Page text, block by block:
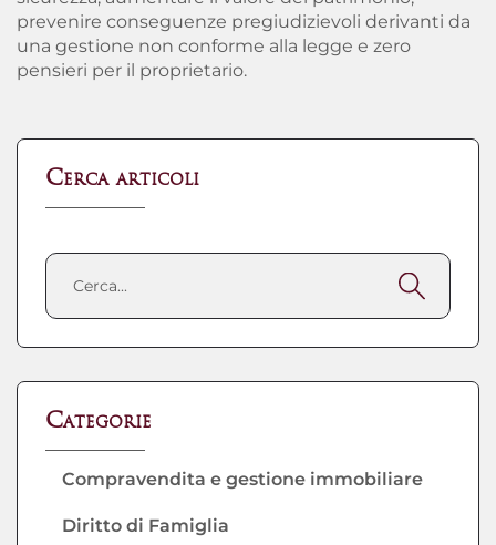
prevenire conseguenze pregiudizievoli derivanti da
una gestione non conforme alla legge e zero
pensieri per il proprietario.
Cerca articoli
Categorie
Compravendita e gestione immobiliare
Diritto di Famiglia